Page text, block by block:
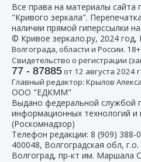
Все права на материалы сайта
"Кривого зеркала".
наличии прямой гиперссылки
© Кривое зеркало.ру, 2024 год,
Волгограда, области и России. 18+
Свидетельство о регистрации
77 - 87885от 12 августа 2024 г.
Главный редактор: Крылов
ООО "ЕДКММ"
Выдано федеральной службой
информационных технологий и
(Роскомнадзор)
Телефон редакции: 8 (909) 388-
400048, Волгоградская обл,
Волгоград, пр-кт им. Маршала